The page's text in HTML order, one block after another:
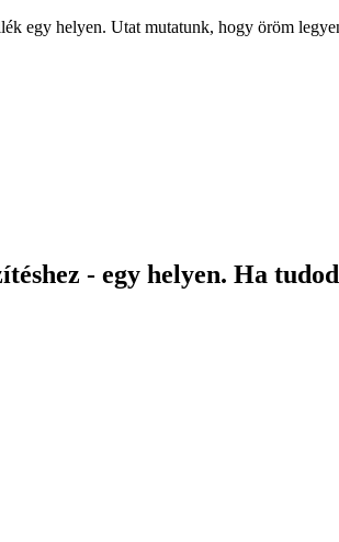
egy helyen. Utat mutatunk, hogy öröm
- egy helyen. Ha